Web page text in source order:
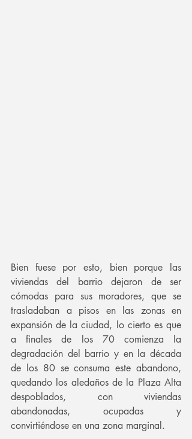
Bien fuese por esto, bien porque las
viviendas del barrio dejaron de ser
cómodas para sus moradores, que se
trasladaban a pisos en las zonas en
expansión de la ciudad, lo cierto es que
a finales de los 70 comienza la
degradación del barrio y en la década
de los 80 se consuma este abandono,
quedando los aledaños de la Plaza Alta
despoblados, con viviendas
abandonadas, ocupadas y
convirtiéndose en una zona marginal.